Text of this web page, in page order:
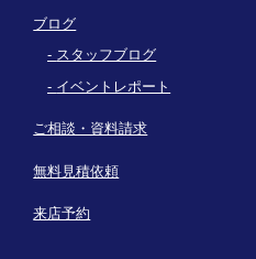
ブログ
スタッフブログ
イベントレポート
ご相談・資料請求
無料見積依頼
来店予約